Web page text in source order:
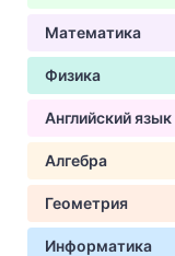
Математика
Физика
Английский язык
Алгебра
Геометрия
Информатика